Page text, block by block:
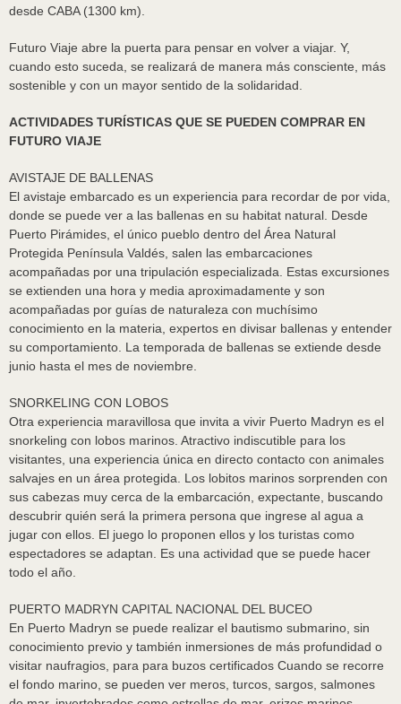
desde CABA (1300 km).
Futuro Viaje abre la puerta para pensar en volver a viajar. Y,
cuando esto suceda, se realizará de manera más consciente, más
sostenible y con un mayor sentido de la solidaridad.
ACTIVIDADES TURÍSTICAS QUE SE PUEDEN COMPRAR EN
FUTURO VIAJE
AVISTAJE DE BALLENAS
El avistaje embarcado es un experiencia para recordar de por vida,
donde se puede ver a las ballenas en su habitat natural. Desde
Puerto Pirámides, el único pueblo dentro del Área Natural
Protegida Península Valdés, salen las embarcaciones
acompañadas por una tripulación especializada. Estas excursiones
se extienden una hora y media aproximadamente y son
acompañadas por guías de naturaleza con muchísimo
conocimiento en la materia, expertos en divisar ballenas y entender
su comportamiento. La temporada de ballenas se extiende desde
junio hasta el mes de noviembre.
SNORKELING CON LOBOS
Otra experiencia maravillosa que invita a vivir Puerto Madryn es el
snorkeling con lobos marinos. Atractivo indiscutible para los
visitantes, una experiencia única en directo contacto con animales
salvajes en un área protegida. Los lobitos marinos sorprenden con
sus cabezas muy cerca de la embarcación, expectante, buscando
descubrir quién será la primera persona que ingrese al agua a
jugar con ellos. El juego lo proponen ellos y los turistas como
espectadores se adaptan. Es una actividad que se puede hacer
todo el año.
PUERTO MADRYN CAPITAL NACIONAL DEL BUCEO
En Puerto Madryn se puede realizar el bautismo submarino, sin
conocimiento previo y también inmersiones de más profundidad o
visitar naufragios, para para buzos certificados Cuando se recorre
el fondo marino, se pueden ver meros, turcos, sargos, salmones